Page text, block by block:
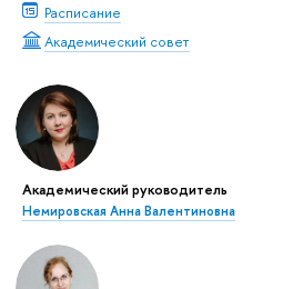
Расписание
Академический совет
Академический руководитель
Немировская Анна Валентиновна